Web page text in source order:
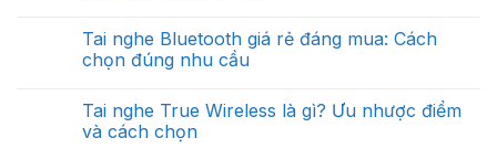
Tai nghe Bluetooth giá rẻ đáng mua: Cách
chọn đúng nhu cầu
Tai nghe True Wireless là gì? Ưu nhược điểm
và cách chọn